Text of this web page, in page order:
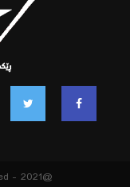
@2021 - ku.komalah.org. All Right Reserved